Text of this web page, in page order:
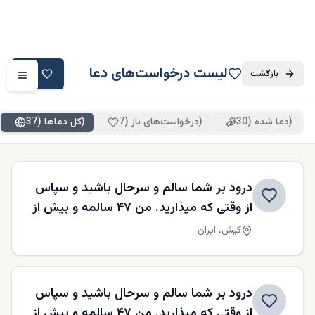
بازگشت لیست درخواست‌های دعا دعا
کل دعاها (37 ) درخواست‌های باز (7 ) دعا شده (30 )
درود بر شما سالم و سرحال باشید و سپاس
از وقتی که میذارید. من ۴۷ سالمه و بیش از
۲۰ ساله که ایمان دار شدم. خانوادم چندبار
شرایط ایران، بیکاری و مشکل مالی شدید.
مادر و پدرم جدا شدن مدتها پیش برای
همین مسایل مالی، که نزدیک ۴ سال پدرم
كيش، ایران
درود بر شما سالم و سرحال باشید و سپاس